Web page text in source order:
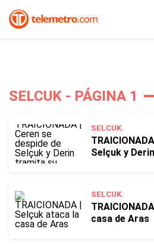
SELCUK - PÁGINA 1
SELCUK.
Selçuk y
SELCUK.
casa de Aras